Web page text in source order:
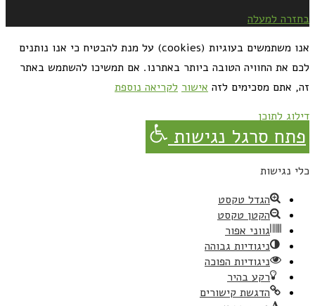
בחזרה למעלה
אנו משתמשים בעוגיות (cookies) על מנת להבטיח כי אנו נותנים
לכם את החוויה הטובה ביותר באתרנו. אם תמשיכו להשתמש באתר
זה, אתם מסכימים לזה אישור לקריאה נוספת
דילוג לתוכן
פתח סרגל נגישות
כלי נגישות
הגדל טקסט
הקטן טקסט
גווני אפור
ניגודיות גבוהה
ניגודיות הפוכה
רקע בהיר
הדגשת קישורים